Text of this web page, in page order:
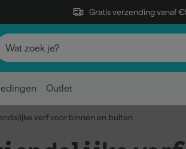
Gratis verzending vanaf
Outlet
verf voor binnen en buiten